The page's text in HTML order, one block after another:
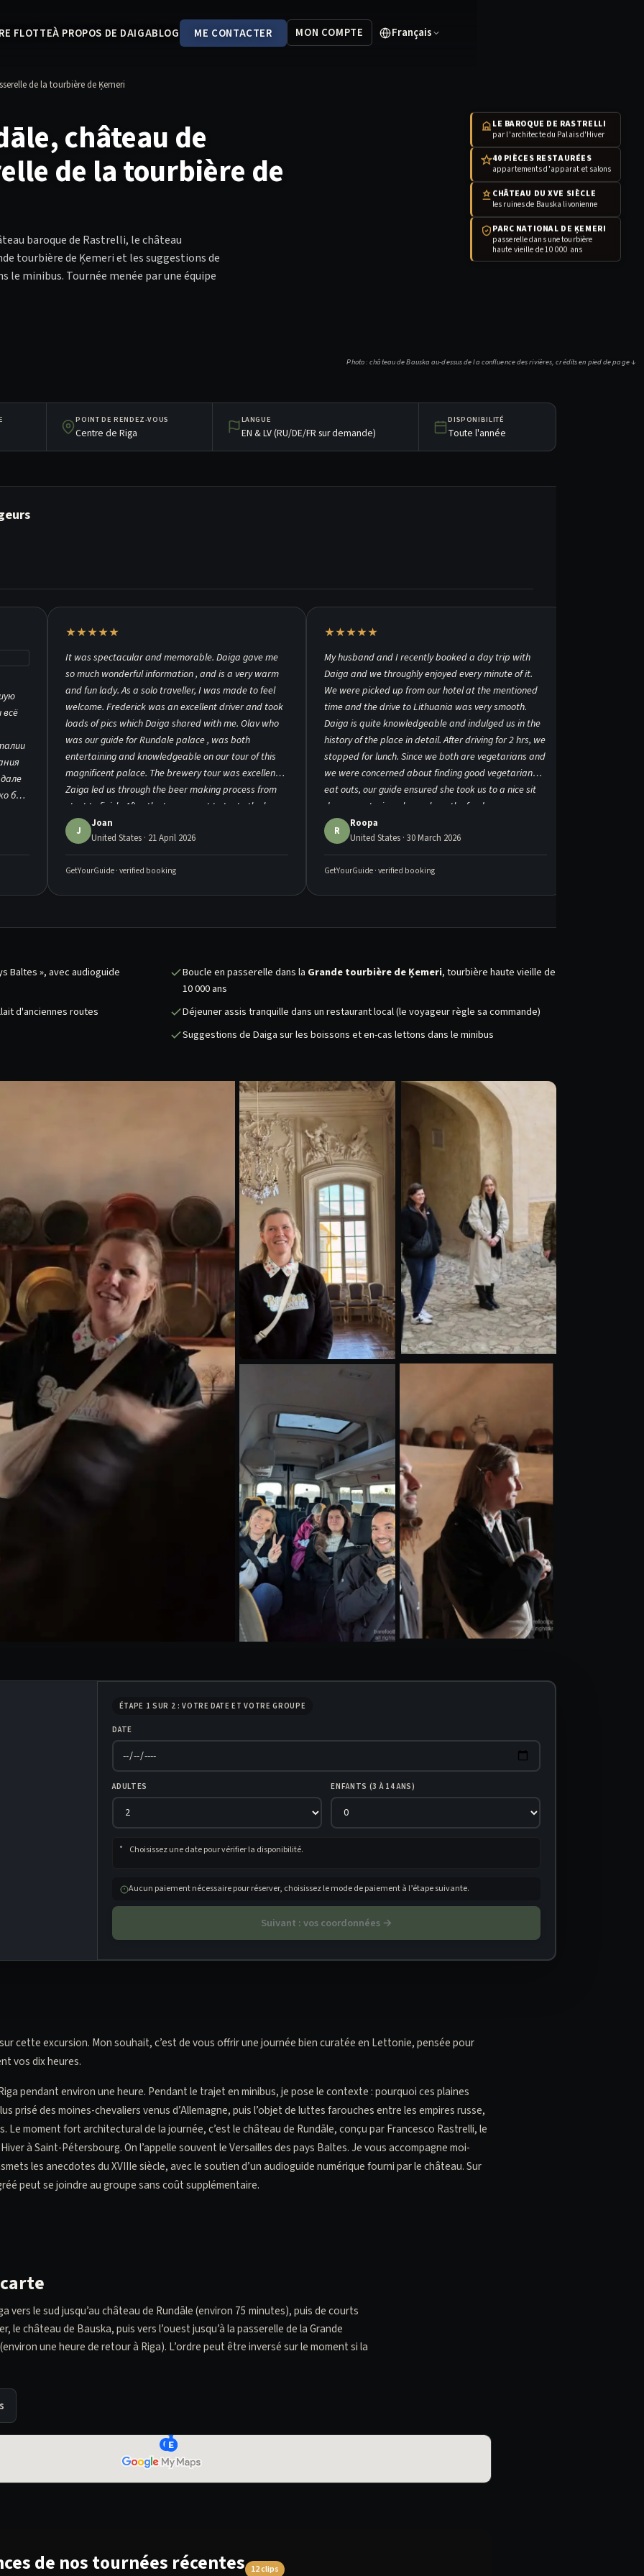
FLOTTEÀ PROPOS DE DAIGABLOG ME CONTACTER MON COMPTE Français
de la tourbière de Ķemeri
LE BAROQUE DE RASTRELLI
par l'architecte du Palais d'Hiver
40 PIÈCES RESTAURÉES
appartements d'apparat et salons
CHÂTEAU DU XVE SIÈCLE
les ruines de Bauska livonienne
PARC NATIONAL DE ĶEMERI
passerelle dans une tourbière
haute vieille de 10 000 ans
Photo : château de Bauska au-dessus de la confluence des rivières, crédits en pied de page ↓
château de
de la tourbière de
baroque de Rastrelli, le château
tourbière de Ķemeri et les suggestions de
le minibus. Tournée menée par une équipe
POINT DE RENDEZ-VOUS
Centre de Riga
LANGUE
EN & LV (RU/DE/FR sur demande)
DISPONIBILITÉ
Toute l'année
всё
был
из-
и
★★★★★
It was spectacular and memorable. Daiga gave me
so much wonderful information , and is a very warm
and fun lady. As a solo traveller, I was made to feel
welcome. Frederick was an excellent driver and took
loads of pics which Daiga shared with me. Olav who
was our guide for Rundale palace , was both
entertaining and knowledgeable on our tour of this
magnificent palace. The brewery tour was excellent ,
Zaiga led us through the beer making process from
start to finish. After the tour we got to taste the beers
and I was very generously given a bottle of my
favorite beer. As a tour , this is a wonderful
alternative to several other tours who visit the
palaces and the Hill of Crosses. It was a pleasure to
J
Joan
United States · 21 April 2026
GetYourGuide · verified booking
★★★★★
My husband and I recently booked a day trip with
Daiga and we throughly enjoyed every minute of it.
We were picked up from our hotel at the mentioned
time and the drive to Lithuania was very smooth.
Daiga is quite knowledgeable and indulged us in the
history of the place in detail. After driving for 2 hrs, we
stopped for lunch. Since we both are vegetarians and
we were concerned about finding good vegetarian
eat outs, our guide ensured she took us to a nice sit
down vegetarian place where the food was
awesome. Daiga is very friendly and knowledgeable
and she knows in and out of the place. My husband
who loves to tour breweries , was fascinated to tour
the beer factory and learn about the whole beer
stars if I could.
R
Roopa
United States · 30 March 2026
GetYourGuide · verified booking
Baltes », avec audioguide
d'anciennes routes
Boucle en passerelle dans la Grande tourbière de Ķemeri, tourbière haute vieille de
10 000 ans
Déjeuner assis tranquille dans un restaurant local (le voyageur règle sa commande)
Suggestions de Daiga sur les boissons et en-cas lettons dans le minibus
cette excursion. Mon souhait, c’est de vous offrir une journée bien curatée en Lettonie, pensée pour
vos dix heures.
pendant environ une heure. Pendant le trajet en minibus, je pose le contexte : pourquoi ces plaines
prisé des moines-chevaliers venus d’Allemagne, puis l’objet de luttes farouches entre les empires russe,
Le moment fort architectural de la journée, c’est le château de Rundāle, conçu par Francesco Rastrelli, le
à Saint-Pétersbourg. On l’appelle souvent le Versailles des pays Baltes. Je vous accompagne moi-
les anecdotes du XVIIIe siècle, avec le soutien d’un audioguide numérique fourni par le château. Sur
peut se joindre au groupe sans coût supplémentaire.
vers le sud jusqu’au château de Rundāle (environ 75 minutes), puis de courts
le château de Bauska, puis vers l’ouest jusqu’à la passerelle de la Grande
une heure de retour à Riga). L’ordre peut être inversé sur le moment si la
de nos tournées récentes 12 clips
ÉTAPE 1 SUR 2 : VOTRE DATE ET VOTRE GROUPE
DATE
ADULTES ENFANTS (3 À 14 ANS)
Choisissez une date pour vérifier la disponibilité.
Aucun paiement nécessaire pour réserver, choisissez le mode de paiement à l’étape suivante.
Suivant : vos coordonnées →